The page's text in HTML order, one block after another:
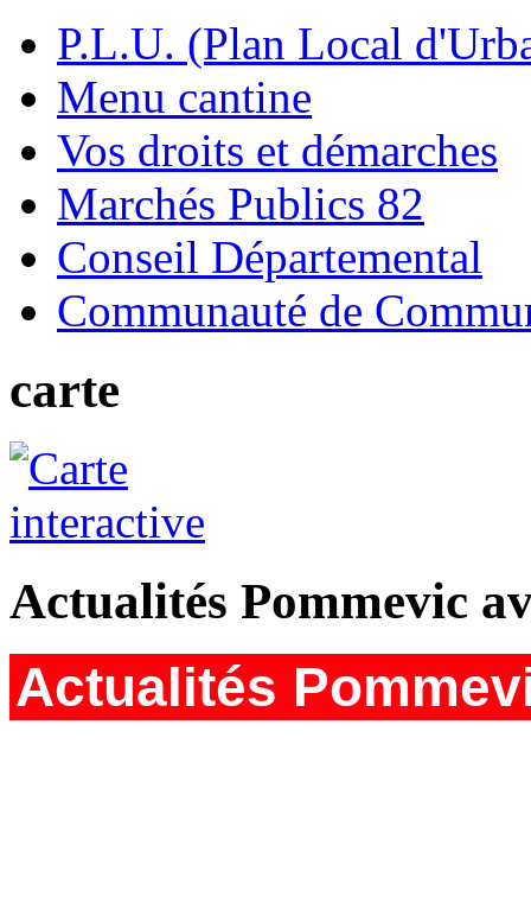
P.L.U. (Plan Local
Menu cantine
Vos droits et démarches
Marchés Publics 82
Conseil Départemental
Communauté de
carte
Actualités Pommevic
Actualités